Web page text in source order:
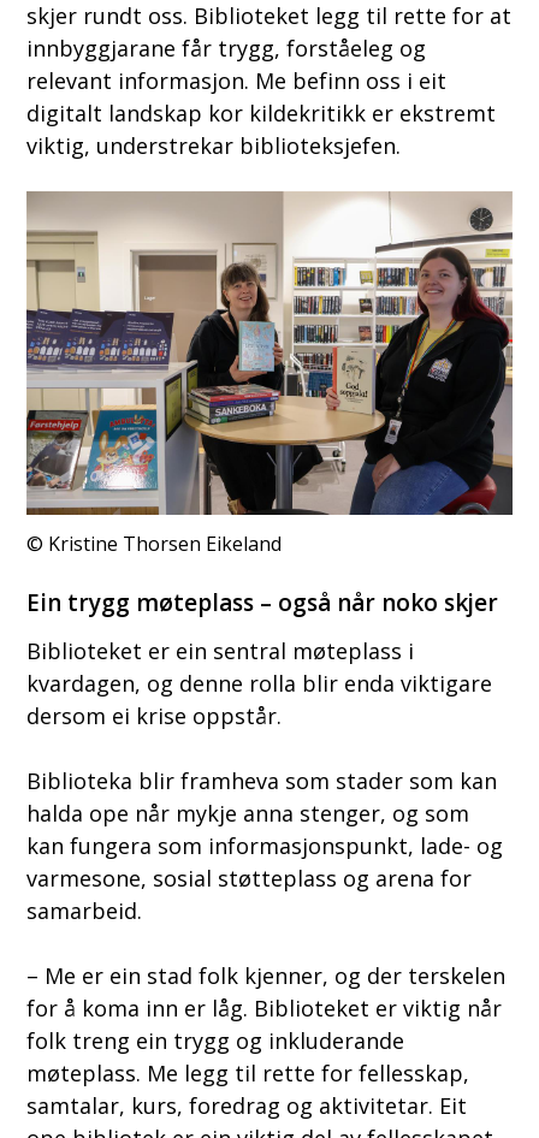
skjer rundt oss. Biblioteket legg til rette for at
innbyggjarane får trygg, forståeleg og
relevant informasjon. Me befinn oss i eit
digitalt landskap kor kildekritikk er ekstremt
viktig, understrekar biblioteksjefen.
Kristine Thorsen Eikeland
Ein trygg møteplass – også når noko skjer
Biblioteket er ein sentral møteplass i
kvardagen, og denne rolla blir enda viktigare
dersom ei krise oppstår.
Biblioteka blir framheva som stader som kan
halda ope når mykje anna stenger, og som
kan fungera som informasjonspunkt, lade- og
varmesone, sosial støtteplass og arena for
samarbeid.
– Me er ein stad folk kjenner, og der terskelen
for å koma inn er låg. Biblioteket er viktig når
folk treng ein trygg og inkluderande
møteplass. Me legg til rette for fellesskap,
samtalar, kurs, foredrag og aktivitetar. Eit